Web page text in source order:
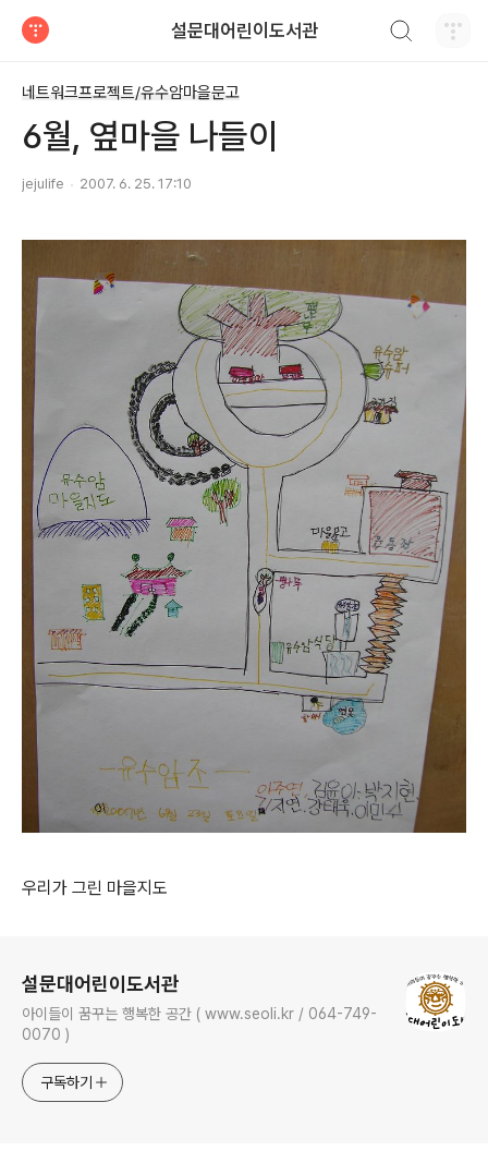
설문대어린이도서관
네트워크프로젝트/유수암마을문고
6월, 옆마을 나들이
jejulife 2007. 6. 25. 17:10
우리가 그린 마을지도
설문대어린이도서관
아이들이 꿈꾸는 행복한 공간 ( www.seoli.kr / 064-749-
0070 )
구독하기